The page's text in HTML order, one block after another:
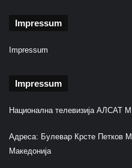
Impressum
Impressum
Impressum
Национална телевизија АЛСАТ М
Адреса: Булевар Крсте Петков
Македонија